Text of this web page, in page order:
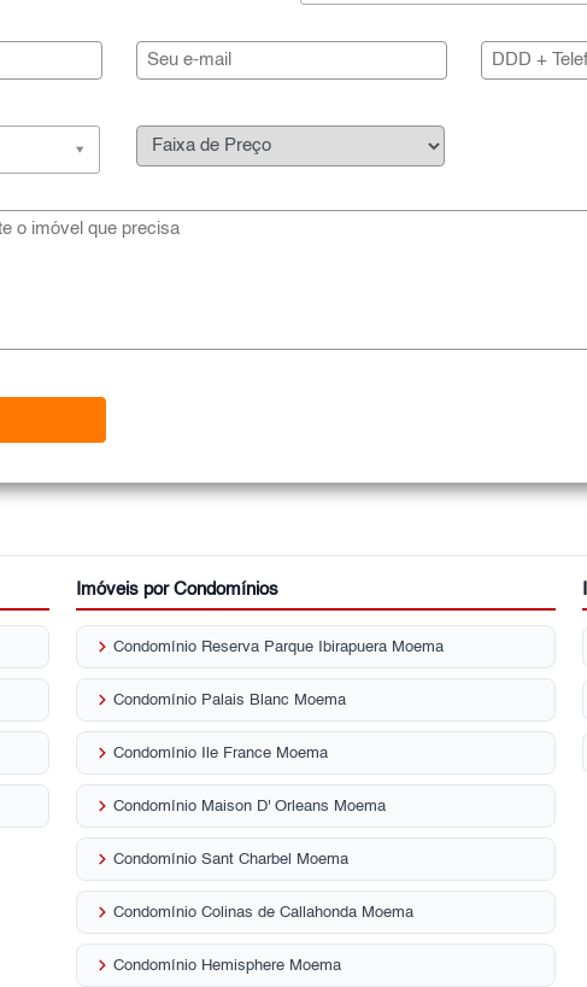
Imóveis por Condomínios
keyboard_arrow_rightCondomínio Reserva Parque Ibirapuera Moema
keyboard_arrow_rightCondomínio Palais Blanc Moema
keyboard_arrow_rightCondomínio Ile France Moema
keyboard_arrow_rightCondomínio Maison D' Orleans Moema
keyboard_arrow_rightCondomínio Sant Charbel Moema
keyboard_arrow_rightCondomínio Colinas de Callahonda Moema
keyboard_arrow_rightCondomínio Hemisphere Moema